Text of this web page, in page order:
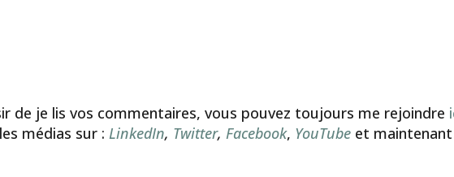
de je lis vos commentaires, vous pouvez toujours me rejoindre
médias sur : LinkedIn, Twitter, Facebook, YouTube et maintenant